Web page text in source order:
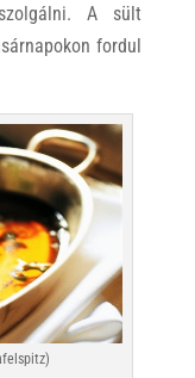
A sült
fordul